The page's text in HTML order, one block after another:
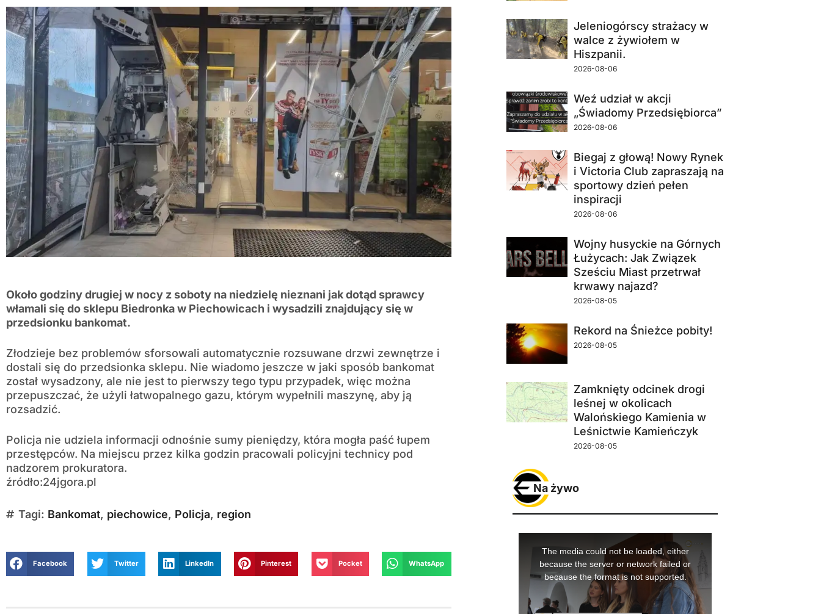
Około godziny drugiej w nocy z soboty na niedzielę nieznani jak dotąd sprawcy
włamali się do sklepu Biedronka w Piechowicach i wysadzili znajdujący się w
przedsionku bankomat.
Złodzieje bez problemów sforsowali automatycznie rozsuwane drzwi zewnętrze i
dostali się do przedsionka sklepu. Nie wiadomo jeszcze w jaki sposób bankomat
został wysadzony, ale nie jest to pierwszy tego typu przypadek, więc można
przepuszczać, że użyli łatwopalnego gazu, którym wypełnili maszynę, aby ją
rozsadzić.
Policja nie udziela informacji odnośnie sumy pieniędzy, która mogła paść łupem
przestępców. Na miejscu przez kilka godzin pracowali policyjni technicy pod
nadzorem prokuratora.
źródło:24jgora.pl
Tagi: Bankomat, piechowice, Policja, region
Facebook Twitter LinkedIn Pinterest Pocket WhatsApp
Jeleniogórscy strażacy w
walce z żywiołem w
Hiszpanii.
2026-08-06
Weź udział w akcji
„Świadomy Przedsiębiorca”
2026-08-06
Biegaj z głową! Nowy Rynek
i Victoria Club zapraszają na
sportowy dzień pełen
inspiracji
2026-08-06
Wojny husyckie na Górnych
Łużycach: Jak Związek
Sześciu Miast przetrwał
krwawy najazd?
2026-08-05
Rekord na Śnieżce pobity!
2026-08-05
Zamknięty odcinek drogi
leśnej w okolicach
Walońskiego Kamienia w
Leśnictwie Kamieńczyk
2026-08-05
Na żywo